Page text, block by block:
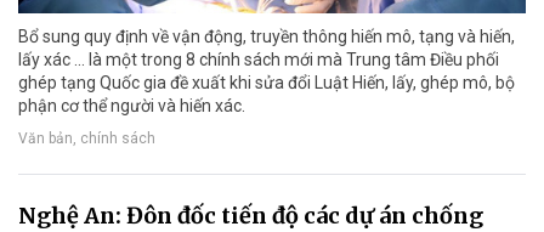
Bổ sung quy định về vận động, truyền thông hiến mô, tạng và hiến,
lấy xác ... là một trong 8 chính sách mới mà Trung tâm Điều phối
ghép tạng Quốc gia đề xuất khi sửa đổi Luật Hiến, lấy, ghép mô, bộ
phận cơ thể người và hiến xác.
Văn bản, chính sách
Nghệ An: Đôn đốc tiến độ các dự án chống